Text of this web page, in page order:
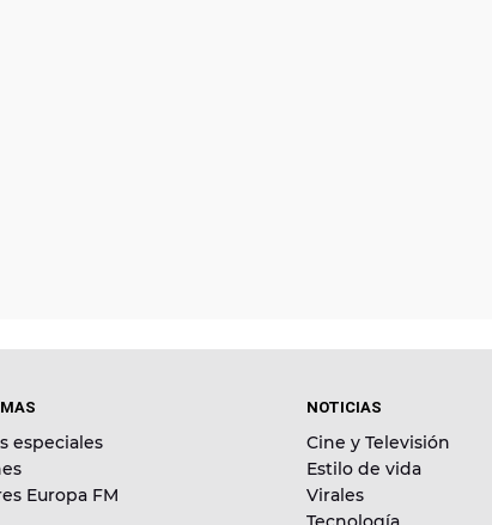
especiales
Europa FM
NOTICIAS
Cine y Televisión
Estilo de vida
Virales